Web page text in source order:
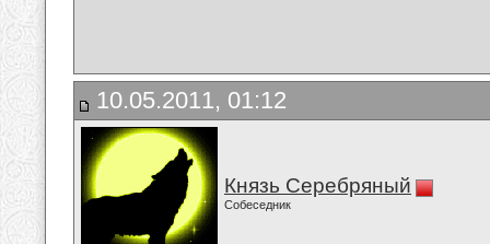
10.05.2011, 01:12
Князь Серебряный
Собеседник